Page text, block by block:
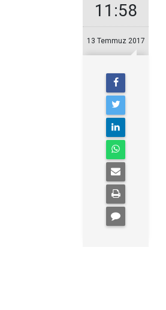
11:58
13 Temmuz 2017